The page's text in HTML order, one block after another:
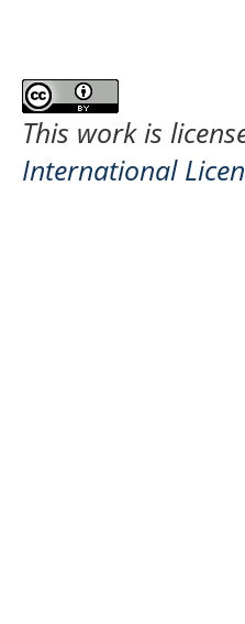
This work is
International